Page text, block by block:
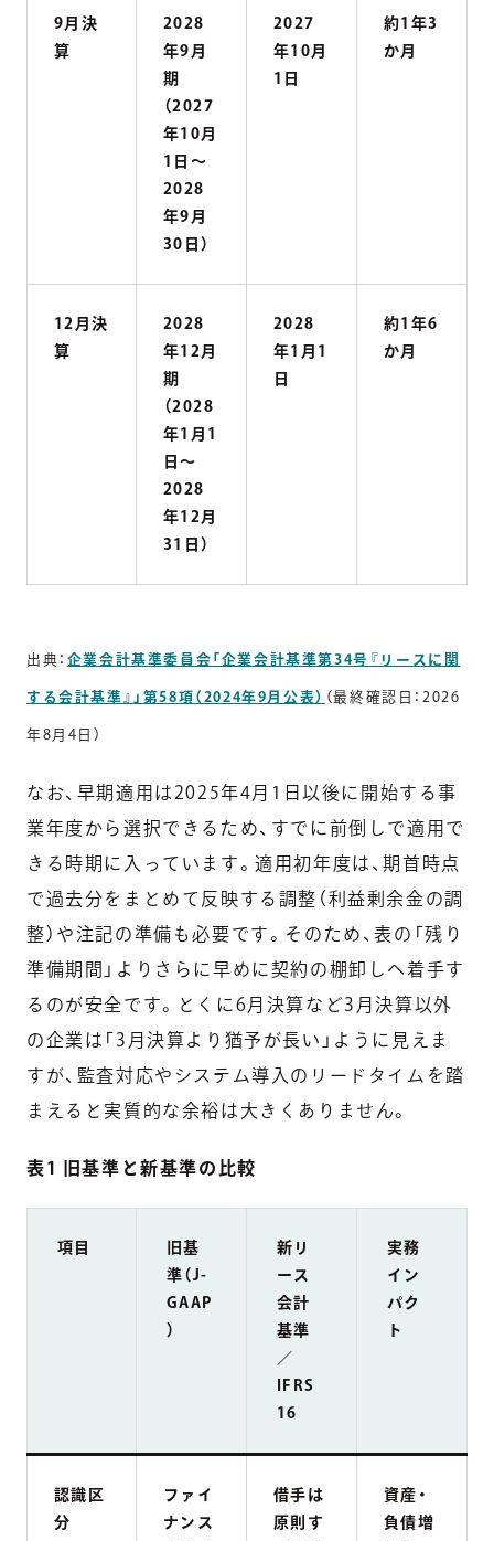
9月決
算
2028
年9月
期
（2027
年10月
1日〜
2028
年9月
30日）
2027
年10月
1日
約1年3
か月
12月決
算
2028
年12月
期
（2028
年1月1
日〜
2028
年12月
31日）
2028
年1月1
日
約1年6
か月
出典： 企業会計基準委員会「企業会計基準第34号『リースに関
する会計基準』」第58項（2024年9月公表） （最終確認日：2026
年8月4日）
なお、早期適用は2025年4月1日以後に開始する事
業年度から選択できるため、すでに前倒しで適用で
きる時期に入っています。適用初年度は、期首時点
で過去分をまとめて反映する調整（利益剰余金の調
整）や注記の準備も必要です。そのため、表の「残り
準備期間」よりさらに早めに契約の棚卸しへ着手す
るのが安全です。とくに6月決算など3月決算以外
の企業は「3月決算より猶予が長い」ように見えま
すが、監査対応やシステム導入のリードタイムを踏
まえると実質的な余裕は大きくありません。
表1 旧基準と新基準の比較
項目
旧基
準（J-
GAAP
）
新リ
ース
会計
基準
／
IFRS
16
実務
イン
パク
ト
認識区
分
ファイ
ナンス
借手は
原則す
資産・
負債増